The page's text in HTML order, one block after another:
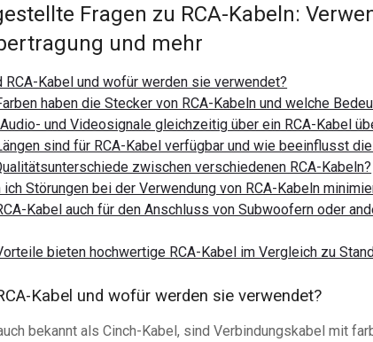
Fragen zu RCA-Kabeln:
und mehr
RCA-Kabel und wofür werden sie verwendet?
haben die Stecker von RCA-Kabeln und welche
und Videosignale gleichzeitig über ein RCA-Kabel
sind für RCA-Kabel verfügbar und wie beeinflusst
zwischen verschiedenen RCA-Kabeln?
ich Störungen bei der Verwendung von RCA-Kabeln
Kabel auch für den Anschluss von Subwoofern oder
bieten hochwertige RCA-Kabel im Vergleich zu
Kabel und wofür werden sie verwendet?
bekannt als Cinch-Kabel, sind Verbindungskabel mit